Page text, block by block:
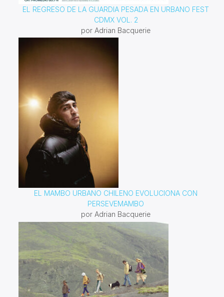
EL REGRESO DE LA GUARDIA PESADA EN URBANO FEST
CDMX VOL. 2
por Adrian Bacquerie
EL MAMBO URBANO CHILENO EVOLUCIONA CON
PERSEVEMAMBO
por Adrian Bacquerie